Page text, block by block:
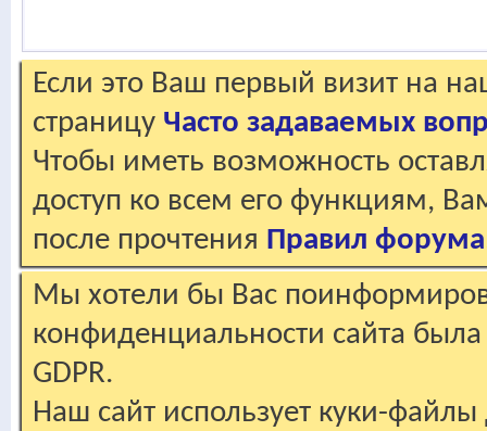
Если это Ваш первый визит на
страницу Часто задаваемых
Чтобы иметь возможность
доступ ко всем его функциям,
после прочтения Правил форума
Мы хотели бы Вас
конфиденциальности сайта
GDPR.
Наш сайт использует куки-файлы